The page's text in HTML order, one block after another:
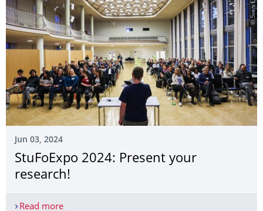
Jun 03, 2024
StuFoExpo 2024: Present your
research!
Read moreStuFoExpo 2024: Present your research!